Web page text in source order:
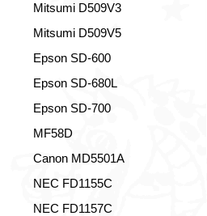
Mitsumi D509V3
Mitsumi D509V5
Epson SD-600
Epson SD-680L
Epson SD-700
MF58D
Canon MD5501A
NEC FD1155C
NEC FD1157C